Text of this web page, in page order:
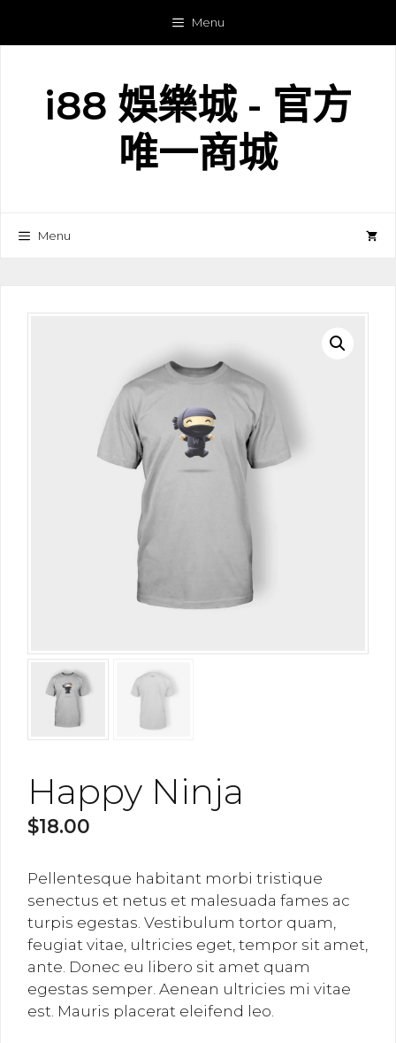
Menu
i88 娛樂城 - 官方
唯一商城
Menu
Happy Ninja
$18.00
Pellentesque habitant morbi tristique
senectus et netus et malesuada fames ac
turpis egestas. Vestibulum tortor quam,
feugiat vitae, ultricies eget, tempor sit amet,
ante. Donec eu libero sit amet quam
egestas semper. Aenean ultricies mi vitae
est. Mauris placerat eleifend leo.